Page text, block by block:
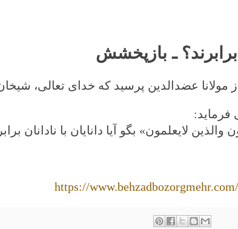
برابرند؟ ـ بازپخشش
عضدالدین پرسید که خدای تعالی،
فرماید:
لایعلمون» بگو آیا دانایان با نادانان
https://